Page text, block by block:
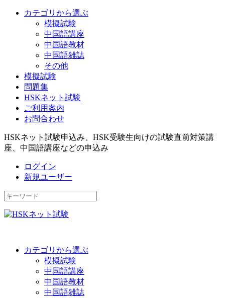
カテゴリから選ぶ
模擬試験
中国語講座
中国語教材
中国語雑誌
その他
模擬試験
問題集
HSKネット試験
ご利用案内
お問合わせ
HSKネット試験申込み、HSK受験生向けの試験直前対策講
座、中国語講座などの申込み
ログイン
新規ユーザー
カテゴリから選ぶ
模擬試験
中国語講座
中国語教材
中国語雑誌